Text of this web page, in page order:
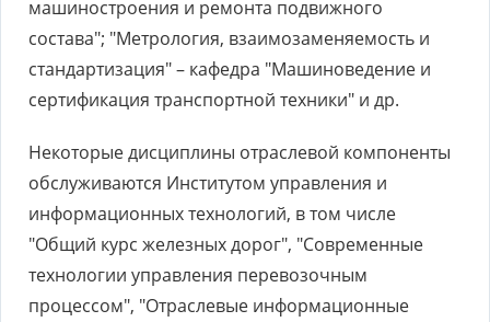
машиностроения и ремонта подвижного
состава"; "Метрология, взаимозаменяемость и
стандартизация" – кафедра "Машиноведение и
сертификация транспортной техники" и др.
Некоторые дисциплины отраслевой компоненты
обслуживаются Институтом управления и
информационных технологий, в том числе
"Общий курс железных дорог", "Современные
технологии управления перевозочным
процессом", "Отраслевые информационные